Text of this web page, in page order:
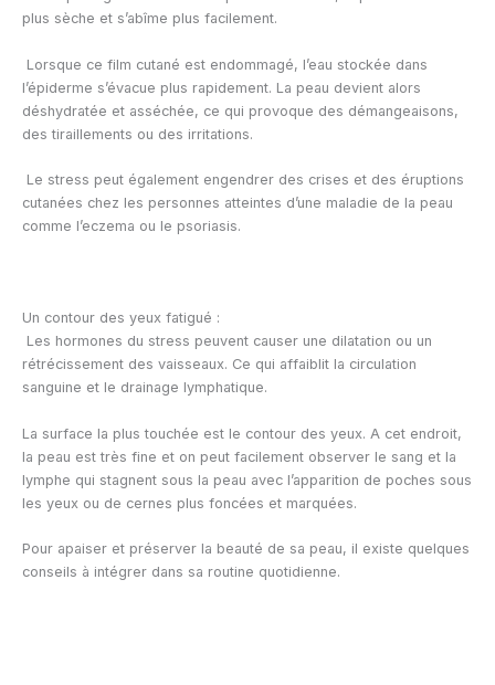
plus sèche et s’abîme plus facilement.
Lorsque ce film cutané est endommagé, l’eau stockée dans
l’épiderme s’évacue plus rapidement. La peau devient alors
déshydratée et asséchée, ce qui provoque des démangeaisons,
des tiraillements ou des irritations.
Le stress peut également engendrer des crises et des éruptions
cutanées chez les personnes atteintes d’une maladie de la peau
comme l’eczema ou le psoriasis.
Un contour des yeux fatigué :
Les hormones du stress peuvent causer une dilatation ou un
rétrécissement des vaisseaux. Ce qui affaiblit la circulation
sanguine et le drainage lymphatique.
La surface la plus touchée est le contour des yeux. A cet endroit,
la peau est très fine et on peut facilement observer le sang et la
lymphe qui stagnent sous la peau avec l’apparition de poches sous
les yeux ou de cernes plus foncées et marquées.
Pour apaiser et préserver la beauté de sa peau, il existe quelques
conseils à intégrer dans sa routine quotidienne.